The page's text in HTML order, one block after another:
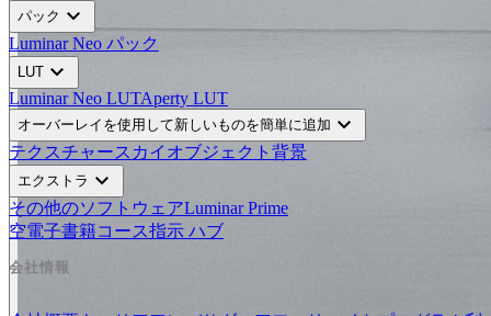
パック expand_more
Luminar Neo パック
LUT expand_more
Luminar Neo LUTAperty LUT
オーバーレイを使用して新しいものを簡単に追加 expand_more
テクスチャースカイオブジェクト 背景
エクストラ expand_more
その他のソフトウェアLuminar Prime
空電子書籍コース指示 ハブ
会社情報